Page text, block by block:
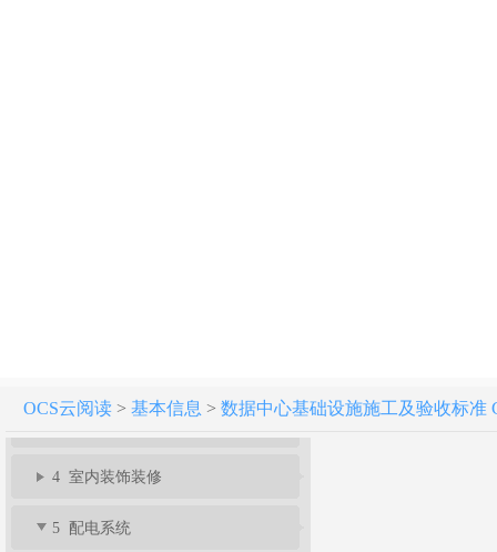
OCS云阅读> 基本信息 > 数据中心基础设施施工及验收标准
4 室内装饰装修
5 配电系统